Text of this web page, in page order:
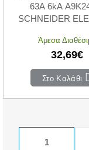
63A 6kA
SCHNEIDER
Άμεσα
32,69€
Στο Καλάθι
1